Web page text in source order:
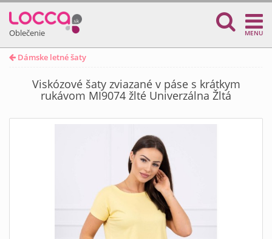
Oblečenie MENU
Dámske letné šaty
Viskózové šaty zviazané v páse s krátkym
rukávom MI9074 žlté Univerzálna Žltá